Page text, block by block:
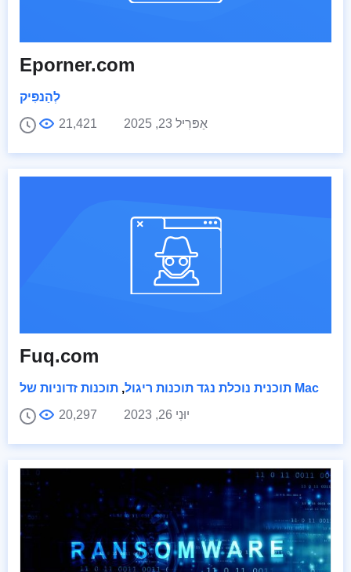
Eporner.com
לְהַנפִּיק
אַפּרִיל 23, 2025
21,421
Fuq.com
תוכנית נוכלת נגד תוכנות ריגול,
תוכנות זדוניות של Mac
יוּנִי 26, 2023
20,297